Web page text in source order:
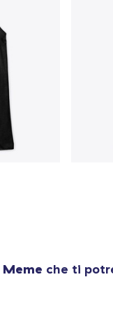
Meme che ti